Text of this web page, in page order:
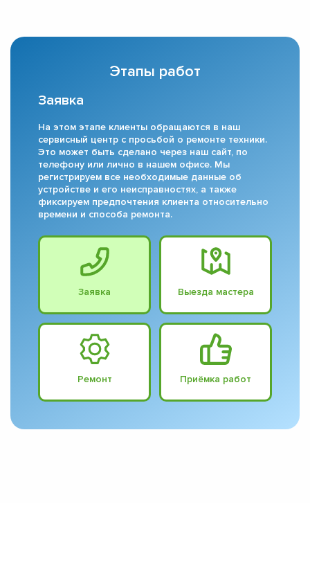
Этапы работ
Заявка
На этом этапе клиенты обращаются в наш
сервисный центр с просьбой о ремонте техники.
Это может быть сделано через наш сайт, по
телефону или лично в нашем офисе. Мы
регистрируем все необходимые данные об
устройстве и его неисправностях, а также
фиксируем предпочтения клиента относительно
времени и способа ремонта.
Заявка Выезда мастера
Ремонт Приёмка работ